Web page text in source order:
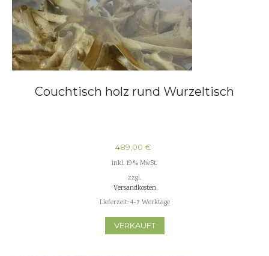
Couchtisch holz rund Wurzeltisch
489,00 €
inkl. 19 % MwSt.
zzgl.
Versandkosten
Lieferzeit:4-7 Werktage
VERKAUFT